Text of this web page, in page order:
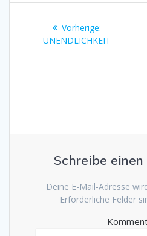
Vorherige:Vorheriger
Beitrag:
UNENDLICHKEIT
Schreibe
Deine E-Mail-Adresse
Erforderliche Felder